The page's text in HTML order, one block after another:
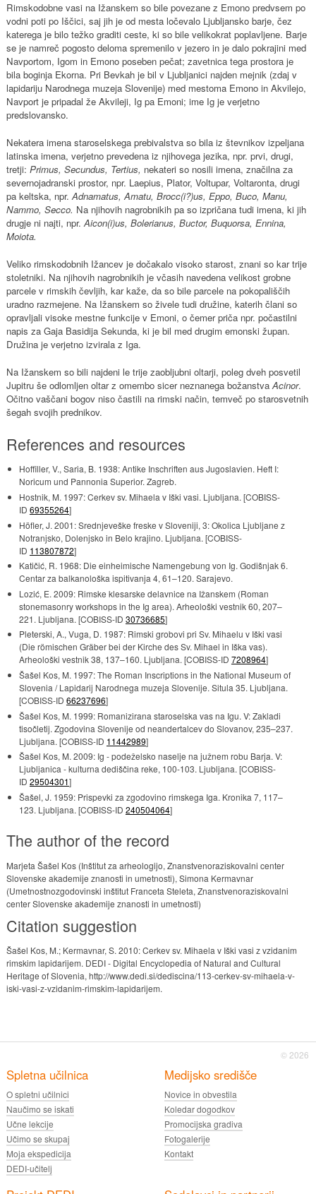
Rimskodobne vasi na Ižanskem so bile povezane z Emono predvsem po
vodni poti po Iščici, saj jih je od mesta ločevalo Ljubljansko barje, čez
katerega je bilo težko graditi ceste, ki so bile velikokrat poplavljene. Barje
se je namreč pogosto deloma spremenilo v jezero in je dalo pokrajini med
Navportom, Igom in Emono poseben pečat; zavetnica tega prostora je
bila boginja Ekorna. Pri Bevkah je bil v Ljubljanici najden mejnik (zdaj v
lapidariju Narodnega muzeja Slovenije) med mestoma Emono in Akvilejo,
Navport je pripadal že Akvileji, Ig pa Emoni; ime Ig je verjetno
predslovansko.
Nekatera imena staroselskega prebivalstva so bila iz števnikov izpeljana
latinska imena, verjetno prevedena iz njihovega jezika, npr. prvi, drugi,
tretji: Primus, Secundus, Tertius, nekateri so nosili imena, značilna za
severnojadranski prostor, npr. Laepius, Plator, Voltupar, Voltaronta, drugi
pa keltska, npr.Adnamatus, Amatu, Brocc(i?)us, Eppo, Buco, Manu,
Nammo, Secco. Na njihovih nagrobnikih pa so izpričana tudi imena, ki jih
drugje ni najti, npr.Aicon(i)us, Bolerianus, Buctor, Buquorsa, Ennina,
Moiota.
Veliko rimskodobnih Ižancev je dočakalo visoko starost, znani so kar trije
stoletniki. Na njihovih nagrobnikih je včasih navedena velikost grobne
parcele v rimskih čevljih, kar kaže, da so bile parcele na pokopališčih
uradno razmejene. Na Ižanskem so živele tudi družine, katerih člani so
opravljali visoke mestne funkcije v Emoni, o čemer priča npr. počastilni
napis za Gaja Basidija Sekunda, ki je bil med drugim emonski župan.
Družina je verjetno izvirala z Iga.
Na Ižanskem so bili najdeni le trije zaobljubni oltarji, poleg dveh posvetil
Jupitru še odlomljen oltar z omembo sicer neznanega božanstva Acinor.
Očitno vaščani bogov niso častili na rimski način, temveč po starosvetnih
šegah svojih prednikov.
References and resources
Hoffiller, V., Saria, B. 1938: Antike Inschriften aus Jugoslavien. Heft I:
Noricum und Pannonia Superior. Zagreb.
Hostnik, M. 1997: Cerkev sv. Mihaela v Iški vasi. Ljubljana. [COBISS-
ID 69355264]
Höfler, J. 2001: Srednjeveške freske v Sloveniji, 3: Okolica Ljubljane z
Notranjsko, Dolenjsko in Belo krajino. Ljubljana. [COBISS-
ID 113807872]
Katičić, R. 1968: Die einheimische Namengebung von Ig. Godišnjak 6.
Centar za balkanološka ispitivanja 4, 61–120. Sarajevo.
Lozić, E. 2009: Rimske klesarske delavnice na Ižanskem (Roman
stonemasonry workshops in the Ig area). Arheološki vestnik 60, 207–
221. Ljubljana. [COBISS-ID 30736685]
Pleterski, A., Vuga, D. 1987: Rimski grobovi pri Sv. Mihaelu v Iški vasi
(Die römischen Gräber bei der Kirche des Sv. Mihael in Iška vas).
Arheološki vestnik 38, 137–160. Ljubljana. [COBISS-ID 7208964]
Šašel Kos, M. 1997: The Roman Inscriptions in the National Museum of
Slovenia / Lapidarij Narodnega muzeja Slovenije. Situla 35. Ljubljana.
[COBISS-ID 66237696]
Šašel Kos, M. 1999: Romanizirana staroselska vas na Igu. V: Zakladi
tisočletij. Zgodovina Slovenije od neandertalcev do Slovanov, 235–237.
Ljubljana. [COBISS-ID 11442989]
Šašel Kos, M. 2009: Ig - podeželsko naselje na južnem robu Barja. V:
Ljubljanica - kulturna dediščina reke, 100-103. Ljubljana. [COBISS-
ID 29504301]
Šašel, J. 1959: Prispevki za zgodovino rimskega Iga. Kronika 7, 117–
123. Ljubljana. [COBISS-ID 240504064]
The author of the record
Marjeta Šašel Kos (Inštitut za arheologijo, Znanstvenoraziskovalni center
Slovenske akademije znanosti in umetnosti), Simona Kermavnar
(Umetnostnozgodovinski inštitut Franceta Steleta, Znanstvenoraziskovalni
center Slovenske akademije znanosti in umetnosti)
Citation suggestion
Šašel Kos, M.; Kermavnar, S. 2010: Cerkev sv. Mihaela v Iški vasi z vzidanim
rimskim lapidarijem. DEDI - Digital Encyclopedia of Natural and Cultural
Heritage of Slovenia, http://www.dedi.si/dediscina/113-cerkev-sv-mihaela-v-
iski-vasi-z-vzidanim-rimskim-lapidarijem.
© 2026
Spletna učilnica
O spletni učilnici
Naučimo se iskati
Učne lekcije
Učimo se skupaj
Moja ekspedicija
DEDI-učitelj
Medijsko središče
Novice in obvestila
Koledar dogodkov
Promocijska gradiva
Fotogalerije
Kontakt